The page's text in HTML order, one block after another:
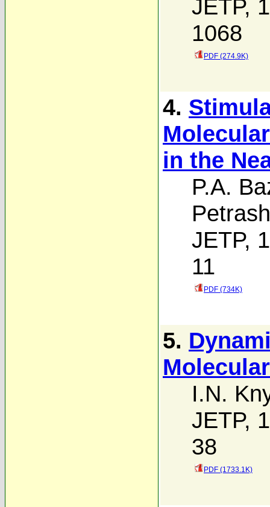
JETP,
1068
PDF (274.9K)
4.
in the
P.A.
Petrash
JETP,
11
PDF (734K)
5.
I.N.
JETP,
38
PDF (1733.1K)